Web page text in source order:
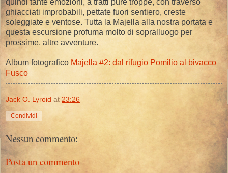
ghiacciati improbabili, pettate fuori sentiero, creste
soleggiate e ventose. Tutta la Majella alla nostra portata e
questa escursione profuma molto di sopralluogo per
prossime, altre avventure.
Album fotografico Majella #2: dal rifugio Pomilio al bivacco
Fusco
Jack O. Lyroid at 23:26
Condividi
Nessun commento:
Posta un commento